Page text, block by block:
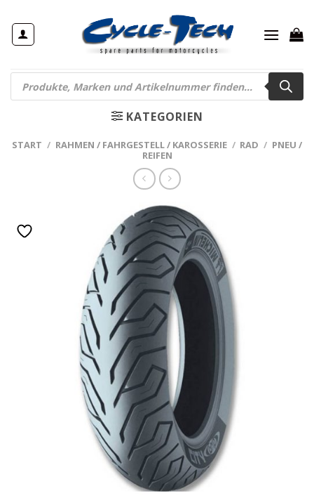
Inhalt
springen
Products
search
KATEGORIEN
START / RAHMEN / FAHRGESTELL / KAROSSERIE / RAD / PNEU /
REIFEN